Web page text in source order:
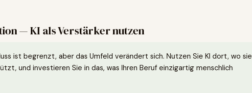
— KI als Verstärker nutzen
ist begrenzt, aber das Umfeld verändert sich. Nutzen Sie KI dort, wo sie
und investieren Sie in das, was Ihren Beruf einzigartig menschlich